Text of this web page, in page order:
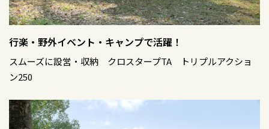
行楽・野外イベント・キャンプで活躍！
スムーズに設営・収納 クロスタープTA トリプルアクショ
ン250